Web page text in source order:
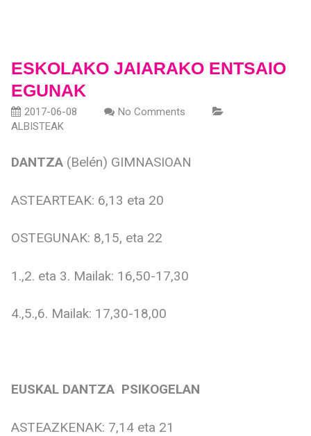
ESKOLAKO JAIARAKO ENTSAIO
EGUNAK
2017-06-08
No Comments
ALBISTEAK
DANTZA(Belén) GIMNASIOAN
ASTEARTEAK: 6,13 eta 20
OSTEGUNAK: 8,15, eta 22
1.,2. eta 3. Mailak: 16,50-17,30
4.,5.,6. Mailak: 17,30-18,00
EUSKAL DANTZA PSIKOGELAN
ASTEAZKENAK: 7,14 eta 21